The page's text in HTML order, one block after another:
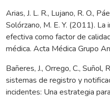
Arias, J. L. R., Lujano, R. O.,
Solórzano, M. E. Y. (2011). La
efectiva como factor de
médica. Acta Médica Grupo
Bañeres, J., Orrego, C., Suñol,
sistemas de registro y
incidentes: Una estrategia